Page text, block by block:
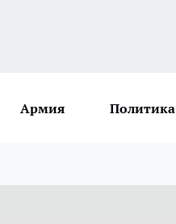
Армия Политика